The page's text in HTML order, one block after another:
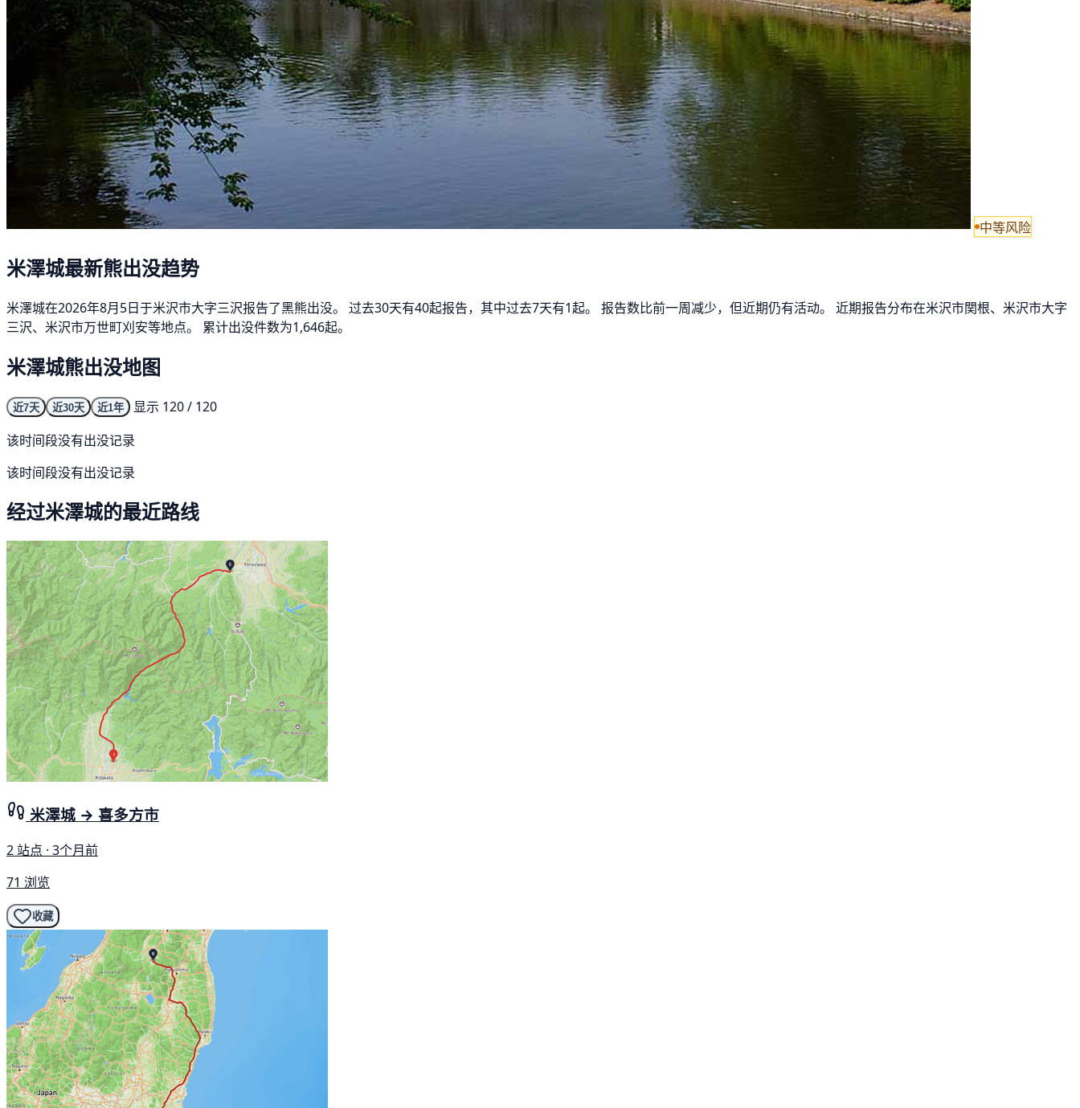
中等风险
米澤城最新熊出没趋势
米澤城在2026年8月5日于米沢市大字三沢报告了黑熊出没。 过去30天有40起报告，其中过去7天有1起。 报告数比前一周减少，但近期仍有活动。 近期报告分布在米沢市関根、米沢市大字
三沢、米沢市万世町刈安等地点。 累计出没件数为1,646起。
米澤城熊出没地图
近7天 近30天 近1年
显示 120 / 120
该时间段没有出没记录
该时间段没有出没记录
经过米澤城的最近路线
米澤城 → 喜多方市
2 站点 · 3个月前
71 浏览
收藏